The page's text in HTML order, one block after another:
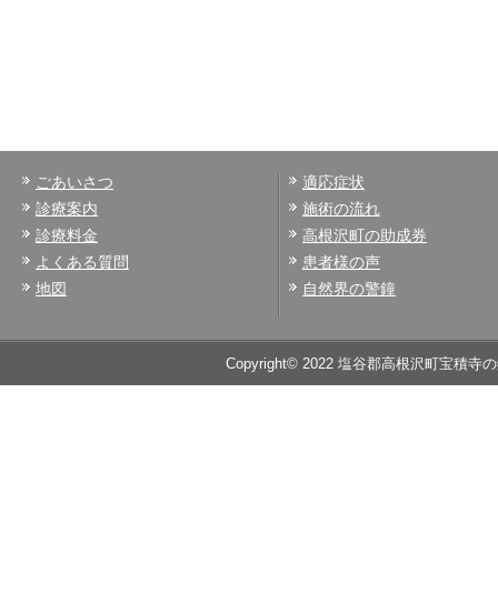
ごあいさつ
診療案内
診療料金
よくある質問
地図
適応症状
施術の流れ
高根沢町の助成券
患者様の声
自然界の警鐘
Copyright© 2022 塩谷郡高根沢町宝積寺